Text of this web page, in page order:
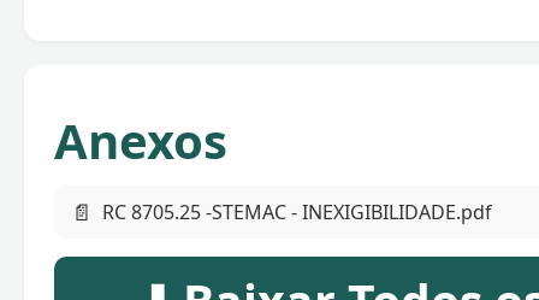
Anexos
📄 RC 8705.25 -STEMAC - INEXIGIBILIDADE.pdf